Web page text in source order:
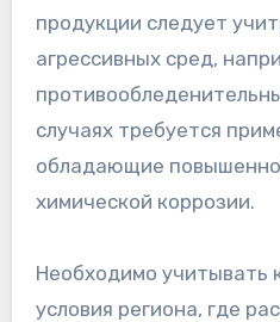
продукции следует
агрессивных сред,
случаях требуется
обладающие
химической коррозии.
Необходимо учитывать
условия региона, где